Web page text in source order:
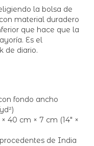
la bolsa de
material duradero
que hace que la
Es el
de diario.
fondo ancho
40 cm × 7 cm (14″ ×
de India